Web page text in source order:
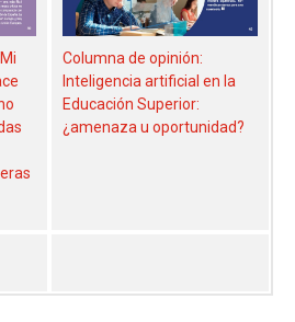
Columna de opinión:
Inteligencia artificial en la
Educación Superior:
¿amenaza u oportunidad?